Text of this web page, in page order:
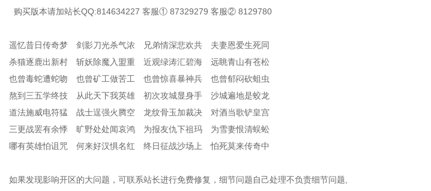
购买版本请加站长QQ:814634227 客服① 87329279 客服② 8129780
遥忆昔日传奇梦 剑影刀光杀气浓 兄弟情深悲欢共 夫妻恩爱生死同
杀猫逐鹿出新村 斩妖除魔入盟重 近观绿涛汇碧海 远眺青山有苍松
也曾毒蛇遭蛇吻 也曾矿工做苦工 也曾惊喜暴神兵 也曾郁闷砍蛆虫
熬到三五学终技 从此天下我英雄 初次攻城显身手 沙城遍地是蛟龙
道法施威电符猛 战士逞强火腾空 龙纹骨玉加裁决 对酒当歌铲皇宫
三更战罢有余悸 旷野处处闻哀鸿 为报友仇下祖玛 为雪妻恨清蜈蚣
哪有英雄怕诅咒 何来好汉惧名红 终日征战沙场上 怕死莫来传奇中
如果发现影响开区的大问题，可联系站长进行免费修复，细节问题自己处理不负责细节问题,